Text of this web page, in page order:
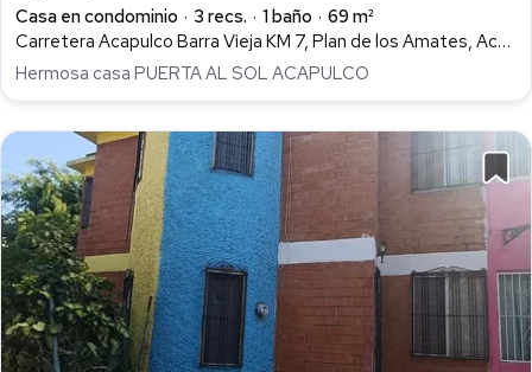
Casa en condominio
3 recs. 1 baño
69 m²
Carretera Acapulco Barra Vieja KM 7, Plan de los Amates, Acapulco de Juárez
Hermosa casa PUERTA AL SOL ACAPULCO